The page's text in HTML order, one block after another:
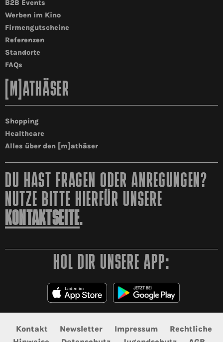
B2B Events
Werben im Kino
Firmengutscheine
Referenzen
Standorte
FAQs
[M]ATHÄSER
Shopping
Healthcare
Alles über den [m]athäser
DU HAST FRAGEN ODER ANREGUNGEN?
NUTZE BITTE HIERFÜR UNSERE
KONTAKTSEITE.
HOL DIR UNSERE APP:
Kontakt Newsletter Impressum
Rechtliche